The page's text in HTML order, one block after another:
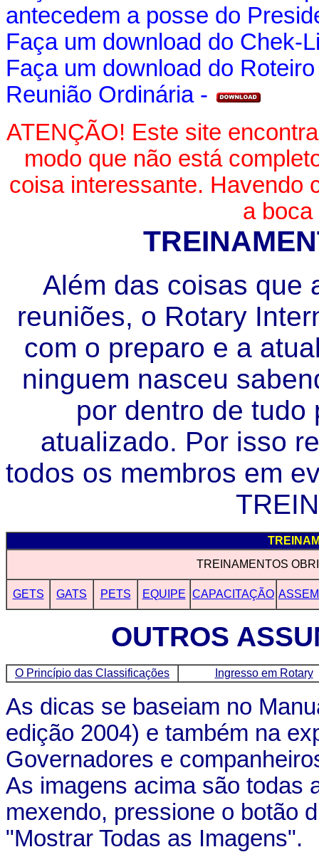
antecedem a posse do
Faça um download do Chek-
Faça um download do
Reunião Ordinária -
ATENÇÃO! Este site
modo que não está
coisa interessante. Havendo
a boca
Além das coisas que
reuniões, o Rotary
com o preparo e a
ninguem nasceu
por dentro de tudo
atualizado. Por isso
todos os membros em
TREINAMENTOS
GETS GATS PETS EQUIPE CAPACITAÇÃO
OUTROS
O Princípio das Classificações Ingresso em Rotary
As dicas se baseiam no
edição 2004) e também na
Governadores e
As imagens acima são todas
mexendo, pressione o botão
"Mostrar Todas as Imagens".